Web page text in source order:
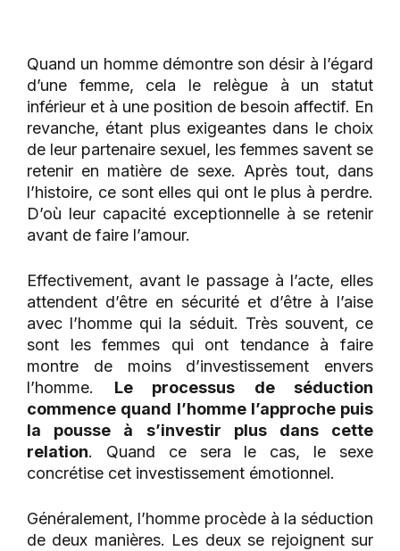
Quand un homme démontre son désir à l’égard
d’une femme, cela le relègue à un statut
inférieur et à une position de besoin affectif. En
revanche, étant plus exigeantes dans le choix
de leur partenaire sexuel, les femmes savent se
retenir en matière de sexe. Après tout, dans
l’histoire, ce sont elles qui ont le plus à perdre.
D’où leur capacité exceptionnelle à se retenir
avant de faire l’amour.
Effectivement, avant le passage à l’acte, elles
attendent d’être en sécurité et d’être à l’aise
avec l’homme qui la séduit. Très souvent, ce
sont les femmes qui ont tendance à faire
montre de moins d’investissement envers
l’homme. Le processus de séduction
commence quand l’homme l’approche puis
la pousse à s’investir plus dans cette
relation. Quand ce sera le cas, le sexe
concrétise cet investissement émotionnel.
Généralement, l’homme procède à la séduction
de deux manières. Les deux se rejoignent sur